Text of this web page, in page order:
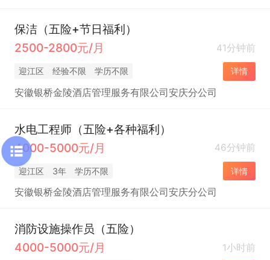
保洁（五险+节日福利）
2500-2800元/月
41分钟前
迎江区 经验不限 学历不限 详情
安徽银桥金陵酒店管理服务有限公司安庆分公司
水电工程师（五险+各种福利）
4000-5000元/月
46分钟前
迎江区 3年 学历不限 详情
安徽银桥金陵酒店管理服务有限公司安庆分公司
消防设施操作员（五险）
4000-5000元/月
1小时前